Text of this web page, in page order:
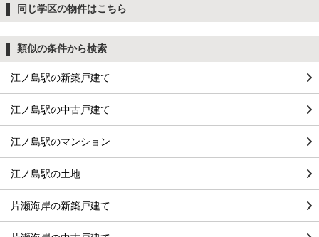
同じ学区の物件はこちら
類似の条件から検索
江ノ島駅の新築戸建て
江ノ島駅の中古戸建て
江ノ島駅のマンション
江ノ島駅の土地
片瀬海岸の新築戸建て